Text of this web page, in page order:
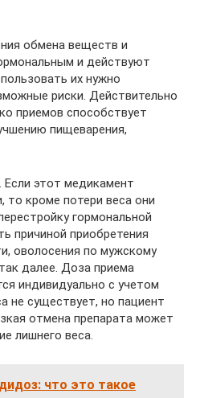
обмена веществ и
и действуют
их нужно
риски. Действительно
приемов способствует
пищеварения,
этот медикамент
то кроме потери веса они
гормональной
причиной приобретения
оволосения по мужскому
далее. Доза приема
индивидуально с учетом
не существует, но пациент
отмена препарата может
лишнего веса.
что это такое